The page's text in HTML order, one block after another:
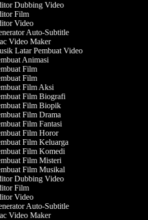
Dubbing Video
Film
Video
Auto-Subtitle
Video Maker
Latar Pembuat Video
Animasi
Film
Film
Film Aksi
Film Biografi
Film Biopik
Film Drama
Film Fantasi
Film Horor
Film Keluarga
Film Komedi
Film Misteri
Film Musikal
Dubbing Video
Film
Video
Auto-Subtitle
Video Maker